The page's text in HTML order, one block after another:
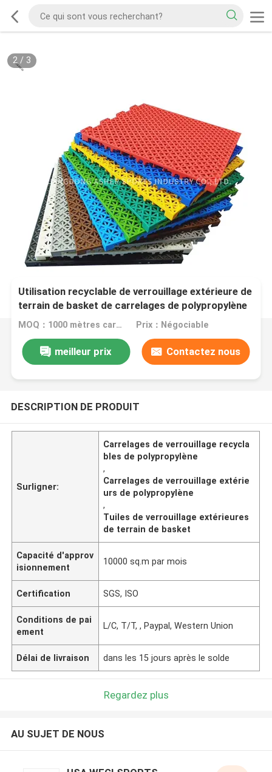
2/ 3
Utilisation recyclable de verrouillage extérieure de
terrain de basket de carrelages de polypropylène
MOQ：1000 mètres carrés Prix：Négociable
meilleur prix Contactez nous
DESCRIPTION DE PRODUIT
Surligner:
Carrelages de verrouillage recycla
bles de polypropylène
,
Carrelages de verrouillage extérie
urs de polypropylène
,
Tuiles de verrouillage extérieures
de terrain de basket
Capacité d'approv
isionnement
10000 sq.m par mois
Certification SGS, ISO
Conditions de pai
ement
L/C, T/T, , Paypal, Western Union
Délai de livraison dans les 15 jours après le solde
Regardez plus
AU SUJET DE NOUS